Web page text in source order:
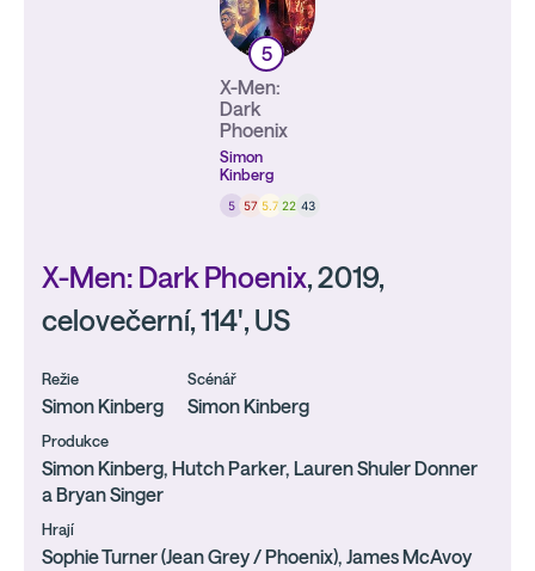
5
X-Men:
Dark
Phoenix
Simon
Kinberg
5 57 5.7 22 43
X-Men: Dark Phoenix, 2019,
celovečerní, 114', US
Režie
Simon Kinberg
Scénář
Simon Kinberg
Produkce
Simon Kinberg, Hutch Parker, Lauren Shuler Donner
a Bryan Singer
Hrají
Sophie Turner (Jean Grey / Phoenix), James McAvoy